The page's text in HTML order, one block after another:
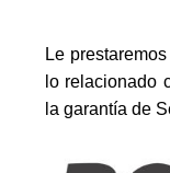
Le
lo relacionado
la garantía de